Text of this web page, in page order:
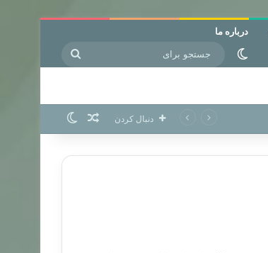
درباره ما
تغییر پوسته
دنبال کردن نوشته تصادفی